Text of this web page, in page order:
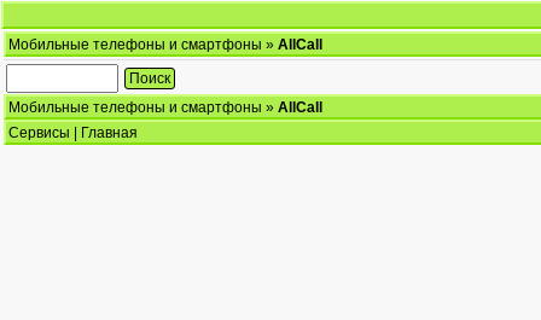
Мобильные телефоны и смартфоны » AllCall
Мобильные телефоны и смартфоны » AllCall
Сервисы
Главная